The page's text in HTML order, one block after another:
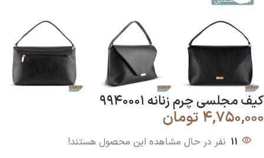
کیف مجلسی چرم زنانه ۹۹۴۰۰۰۱
۴,۷۵۰,۰۰۰ تومان
11 نفر در حال مشاهده این محصول هستند!